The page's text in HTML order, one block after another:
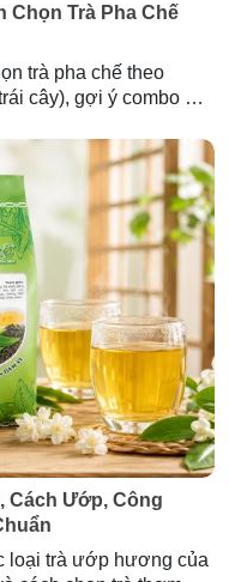
Chọn Trà Pha Chế
trà pha chế theo
cây), gợi ý combo mở
Cách Ướp, Công
loại trà ướp hương của